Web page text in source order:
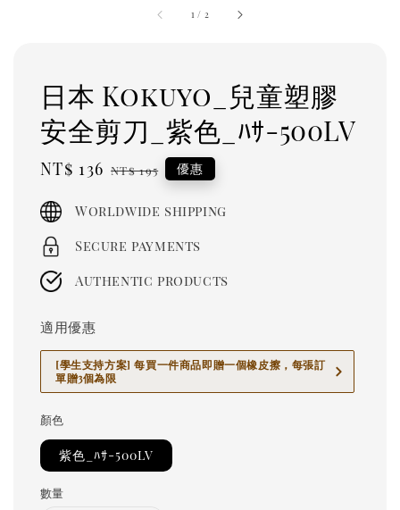
1 / 2
日本 Kokuyo_兒童塑膠
安全剪刀_紫色_ﾊｻ-500LV
Sale
NT$ 136 Regular
NT$ 195 優惠
Worldwide shipping
Secure payments
Authentic products
適用優惠
[學生支持方案] 每買一件商品即贈一個橡皮擦，每張訂
單贈3個為限
顏色
紫色_ﾊｻ-500LV
數量